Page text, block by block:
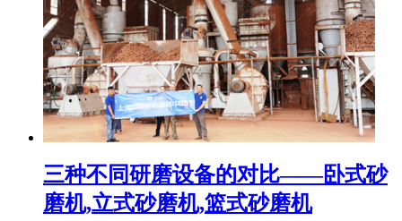
三种不同研磨设备的对比——卧式砂
磨机,立式砂磨机,篮式砂磨机